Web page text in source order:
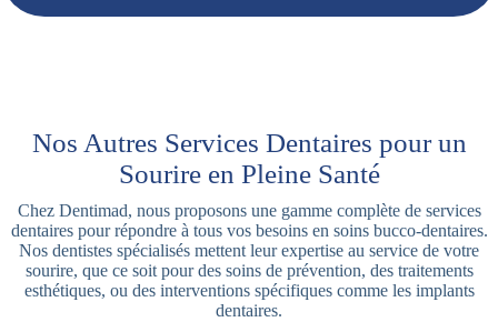
Nos Autres Services Dentaires pour un
Sourire en Pleine Santé
Chez Dentimad, nous proposons une gamme complète de services
dentaires pour répondre à tous vos besoins en soins bucco-dentaires.
Nos dentistes spécialisés mettent leur expertise au service de votre
sourire, que ce soit pour des soins de prévention, des traitements
esthétiques, ou des interventions spécifiques comme les implants
dentaires.